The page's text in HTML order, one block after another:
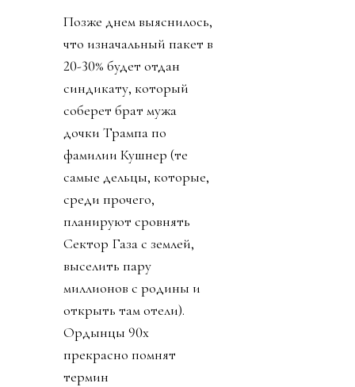
Позже днем выяснилось,
что изначальный пакет в
20-30% будет отдан
синдикату, который
соберет брат мужа
дочки Трампа по
фамилии Кушнер (те
самые дельцы, которые,
среди прочего,
планируют сровнять
Сектор Газа с землей,
выселить пару
миллионов с родины и
открыть там отели).
Ордынцы 90х
прекрасно помнят
термин